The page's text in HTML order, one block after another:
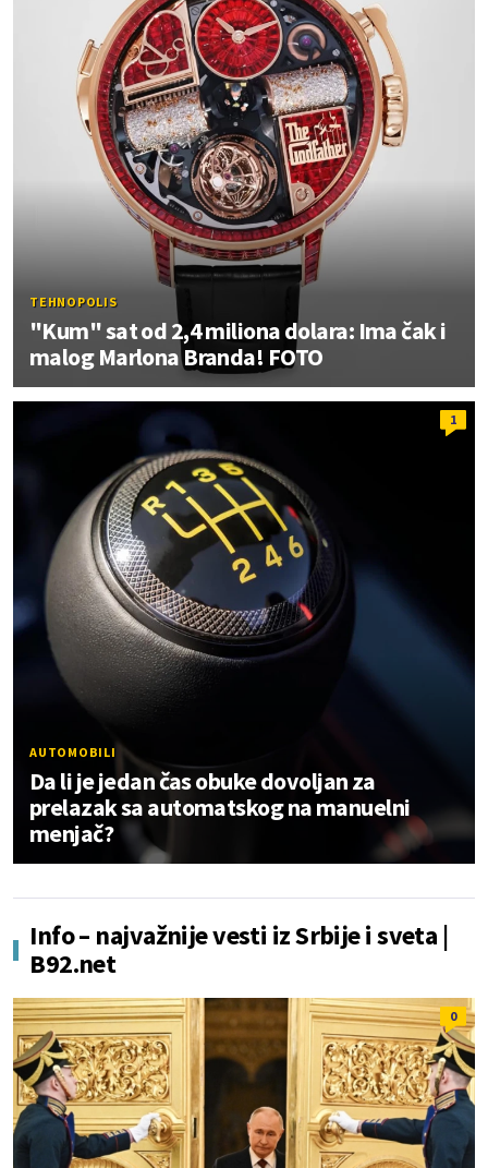
TEHNOPOLIS
"Kum" sat od 2,4 miliona dolara: Ima čak i
malog Marlona Branda! FOTO
1
AUTOMOBILI
Da li je jedan čas obuke dovoljan za
prelazak sa automatskog na manuelni
menjač?
Info – najvažnije vesti iz Srbije i sveta |
B92.net
0